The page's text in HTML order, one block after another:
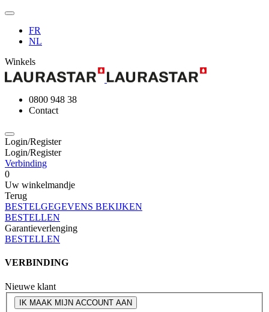
FR
NL
Winkels
0800 948 38
Contact
Login/Register
Login/Register
Verbinding
0
Uw winkelmandje
Terug
BESTELGEGEVENS BEKIJKEN
BESTELLEN
Garantieverlenging
BESTELLEN
VERBINDING
Nieuwe klant
IK MAAK MIJN ACCOUNT AAN